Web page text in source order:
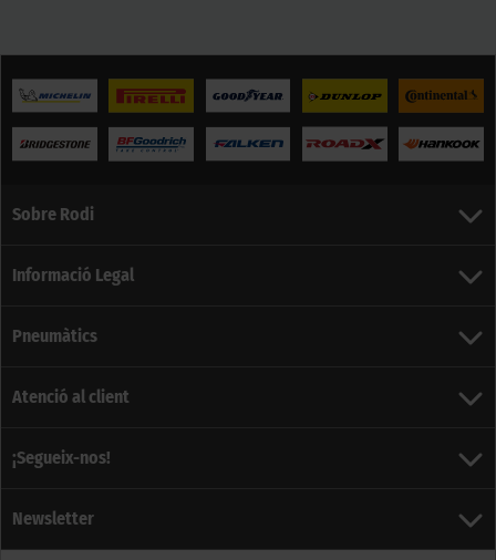
Sobre Rodi
Informació Legal
Pneumàtics
Atenció al client
¡Segueix-nos!
Newsletter